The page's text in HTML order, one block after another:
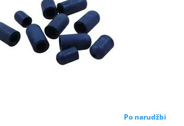
Po narudžbi